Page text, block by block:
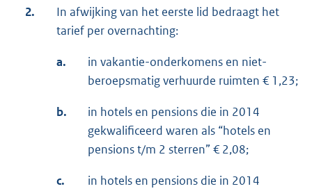
2.
In afwijking van het eerste lid bedraagt het
tarief per overnachting:
a.
in vakantie-onderkomens en niet-
beroepsmatig verhuurde ruimten € 1,23;
b.
in hotels en pensions die in 2014
gekwalificeerd waren als “hotels en
pensions t/m 2 sterren” € 2,08;
c.
in hotels en pensions die in 2014